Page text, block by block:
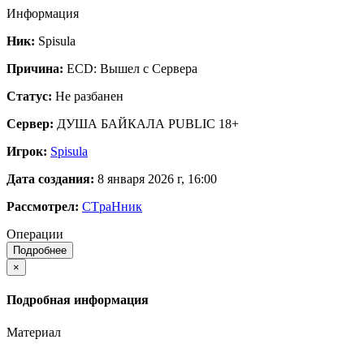
Информация
Ник: Spisula
Причина: ECD: Вышел с Сервера
Статус: Не разбанен
Сервер: ДУША БАЙКАЛА PUBLIC 18+
Игрок: Spisula
Дата создания: 8 января 2026 г, 16:00
Рассмотрел: CTpaНник
Операции
Подробнее
×
Подробная информация
Материал